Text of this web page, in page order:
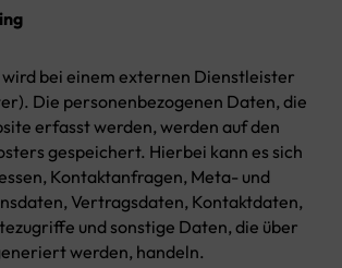
bei einem externen Dienstleister
Die personenbezogenen Daten, die
erfasst werden, werden auf den
gespeichert. Hierbei kann es sich
Kontaktanfragen, Meta- und
Vertragsdaten, Kontaktdaten,
und sonstige Daten, die über
werden, handeln.